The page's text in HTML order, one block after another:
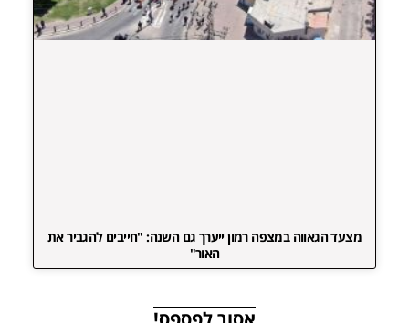
מצעד הגאווה במצפה רמון ייערך גם השנה: "חייבים להגביר את
האור"